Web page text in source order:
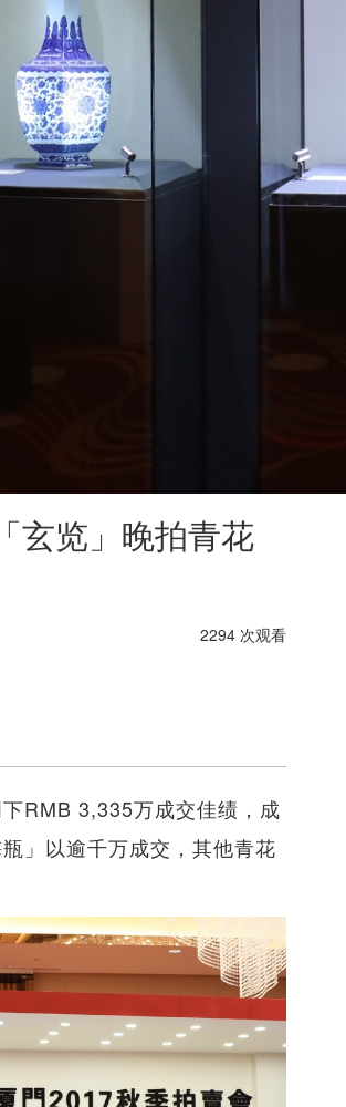
玄览」晚拍青花
2294 次观看
RMB 3,335万成交佳绩，成
」以逾千万成交，其他青花